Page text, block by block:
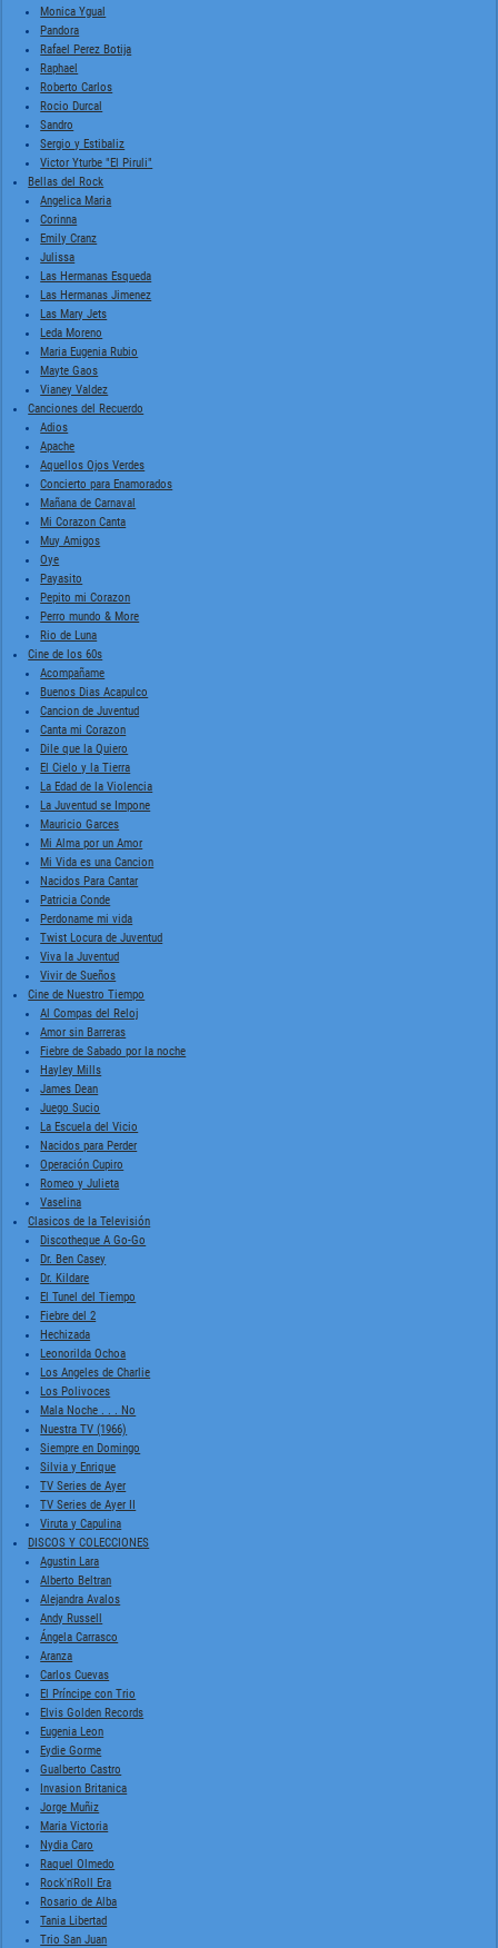
Monica Ygual
Pandora
Rafael Perez Botija
Raphael
Roberto Carlos
Rocio Durcal
Sandro
Sergio y Estibaliz
Victor Yturbe "El Piruli"
Bellas del Rock
Angelica Maria
Corinna
Emily Cranz
Julissa
Las Hermanas Esqueda
Las Hermanas Jimenez
Las Mary Jets
Leda Moreno
Maria Eugenia Rubio
Mayte Gaos
Vianey Valdez
Canciones del Recuerdo
Adios
Apache
Aquellos Ojos Verdes
Concierto para Enamorados
Mañana de Carnaval
Mi Corazon Canta
Muy Amigos
Oye
Payasito
Pepito mi Corazon
Perro mundo & More
Rio de Luna
Cine de los 60s
Acompañame
Buenos Dias Acapulco
Cancion de Juventud
Canta mi Corazon
Dile que la Quiero
El Cielo y la Tierra
La Edad de la Violencia
La Juventud se Impone
Mauricio Garces
Mi Alma por un Amor
Mi Vida es una Cancion
Nacidos Para Cantar
Patricia Conde
Perdoname mi vida
Twist Locura de Juventud
Viva la Juventud
Vivir de Sueños
Cine de Nuestro Tiempo
Al Compas del Reloj
Amor sin Barreras
Fiebre de Sabado por la noche
Hayley Mills
James Dean
Juego Sucio
La Escuela del Vicio
Nacidos para Perder
Operación Cupiro
Romeo y Julieta
Vaselina
Clasicos de la Televisión
Discotheque A Go-Go
Dr. Ben Casey
Dr. Kildare
El Tunel del Tiempo
Fiebre del 2
Hechizada
Leonorilda Ochoa
Los Angeles de Charlie
Los Polivoces
Mala Noche . . . No
Nuestra TV (1966)
Siempre en Domingo
Silvia y Enrique
TV Series de Ayer
TV Series de Ayer II
Viruta y Capulina
DISCOS Y COLECCIONES
Agustin Lara
Alberto Beltran
Alejandra Avalos
Andy Russell
Ángela Carrasco
Aranza
Carlos Cuevas
El Príncipe con Trio
Elvis Golden Records
Eugenia Leon
Eydie Gorme
Gualberto Castro
Invasion Britanica
Jorge Muñiz
Maria Victoria
Nydia Caro
Raquel Olmedo
Rock'n'Roll Era
Rosario de Alba
Tania Libertad
Trio San Juan